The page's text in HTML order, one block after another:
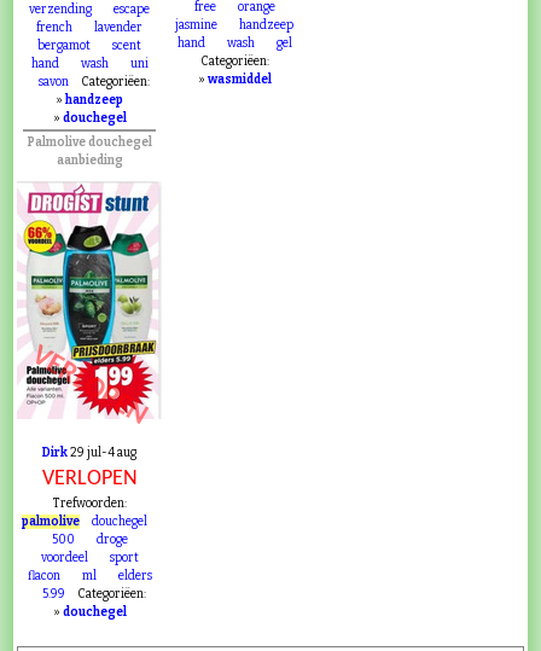
verzending
escape
french
lavender
bergamot
scent
hand
wash
uni
savon
Categoriëen:
»handzeep
» douchegel
free
orange
jasmine
handzeep
hand
wash
gel
Categoriëen:
» wasmiddel
Palmolive douchegel
aanbieding
VERLOPEN
Dirk29 jul-4 aug
VERLOPEN
Trefwoorden:
palmolive
douchegel
500
droge
voordeel
sport
flacon
ml
elders
5.99
Categoriëen:
» douchegel